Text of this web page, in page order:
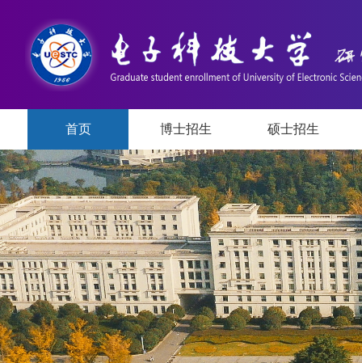
首页 博士招生 硕士招生